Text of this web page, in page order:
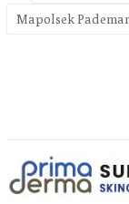
Mapolsek